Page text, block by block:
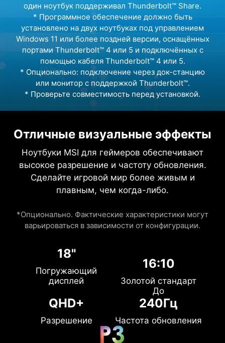
один ноутбук поддерживал Thunderbolt™ Share.
* Программное обеспечение должно быть
установлено на двух ноутбуках под управлением
Windows 11 или более поздней версии, оснащённых
портами Thunderbolt™ 4 или 5 и подключённых с
помощью кабеля Thunderbolt™ 4 или 5.
* Опционально: подключение через док-станцию
или монитор с поддержкой Thunderbolt™.
* Проверьте совместимость перед установкой.
Отличные визуальные эффекты
Ноутбуки MSI для геймеров обеспечивают
высокое разрешение и частоту обновления.
Сделайте игровой мир более живым и
плавным, чем когда-либо.
*Опционально. Фактические характеристики могут
варьироваться в зависимости от конфигурации.
18"
Погружающий
дисплей
16:10
Золотой стандарт
QHD+
Разрешение
До
240Гц
Частота обновления